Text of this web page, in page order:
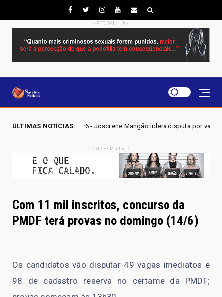
- PEDOFILILA -
ÚLTIMAS NOTÍCIAS:
2026 - Joscilene Mangão lidera disputa por vaga na Alego em Novo
- GDF - Mulher -
Com 11 mil inscritos, concurso da
PMDF terá provas no domingo (14/6)
Os candidatos vão disputar 49 vagas imediatos e
98 de cadastro reserva no certame da PMDF;